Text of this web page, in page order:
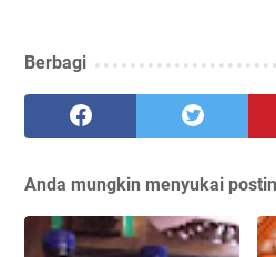
Berbagi
Anda mungkin menyukai